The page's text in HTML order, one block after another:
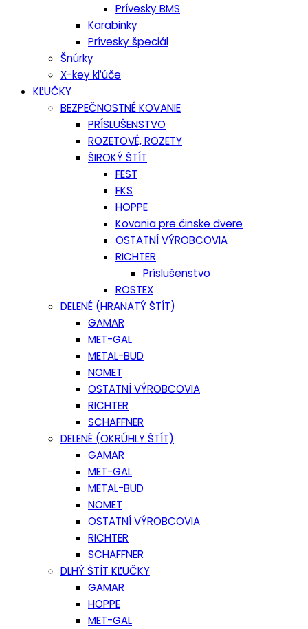
Prívesky BMS
Karabinky
Prívesky špeciál
Šnúrky
X-key kľúče
KĽUČKY
BEZPEČNOSTNÉ KOVANIE
PRÍSLUŠENSTVO
ROZETOVÉ, ROZETY
ŠIROKÝ ŠTÍT
FEST
FKS
HOPPE
Kovania pre činske dvere
OSTATNÍ VÝROBCOVIA
RICHTER
Príslušenstvo
ROSTEX
DELENÉ (HRANATÝ ŠTÍT)
GAMAR
MET-GAL
METAL-BUD
NOMET
OSTATNÍ VÝROBCOVIA
RICHTER
SCHAFFNER
DELENÉ (OKRÚHLY ŠTÍT)
GAMAR
MET-GAL
METAL-BUD
NOMET
OSTATNÍ VÝROBCOVIA
RICHTER
SCHAFFNER
DLHÝ ŠTÍT KĽUČKY
GAMAR
HOPPE
MET-GAL